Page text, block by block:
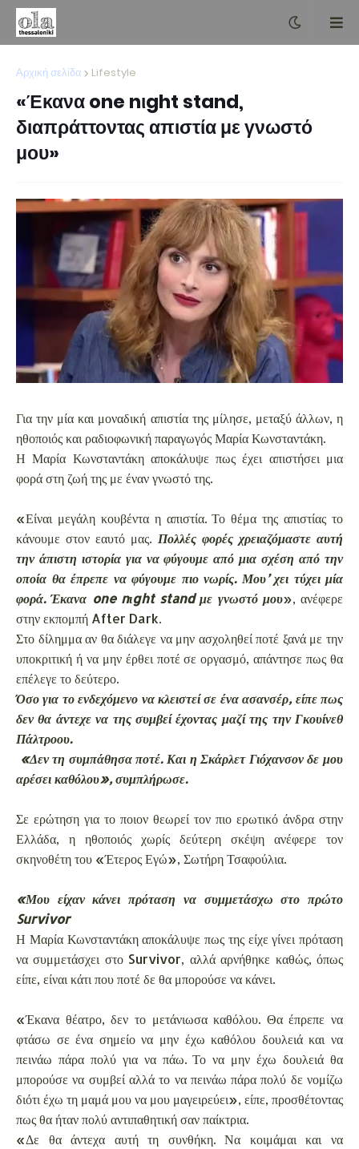
Αρχική σελίδα Lifestyle
«Έκανα one nιght stand,
διαπράττοντας απιστία με γνωστό
μου»
Για την μία και μοναδική απιστία της μίλησε, μεταξύ άλλων, η
ηθοποιός και ραδιοφωνική παραγωγός Μαρία Κωνσταντάκη.
Η Μαρία Κωνσταντάκη αποκάλυψε πως έχει απιστήσει μια
φορά στη ζωή της με έναν γνωστό της.
«Είναι μεγάλη κουβέντα η απιστία. Το θέμα της απιστίας το
κάνουμε στον εαυτό μας. Πολλές φορές χρειαζόμαστε αυτή
την άπιστη ιστορία για να φύγουμε από μια σχέση από την
οποία θα έπρεπε να φύγουμε πιο νωρίς. Μου’ χει τύχει μία
φορά. Έκανα one nιght stand με γνωστό μου», ανέφερε
στην εκπομπή After Dark.
Στο δίλημμα αν θα διάλεγε να μην ασχοληθεί ποτέ ξανά με την
υποκριτική ή να μην έρθει ποτέ σε οργασμό, απάντησε πως θα
επέλεγε το δεύτερο.
Όσο για το ενδεχόμενο να κλειστεί σε ένα ασανσέρ, είπε πως
δεν θα άντεχε να της συμβεί έχοντας μαζί της την Γκουίνεθ
Πάλτροου.
«Δεν τη συμπάθησα ποτέ. Και η Σκάρλετ Γιόχανσον δε μου
αρέσει καθόλου», συμπλήρωσε.
Σε ερώτηση για το ποιον θεωρεί τον πιο ερωτικό άνδρα στην
Ελλάδα, η ηθοποιός χωρίς δεύτερη σκέψη ανέφερε τον
σκηνοθέτη του «Έτερος Εγώ», Σωτήρη Τσαφούλια.
«Μου είχαν κάνει πρόταση να συμμετάσχω στο πρώτο
Survivor
Η Μαρία Κωνσταντάκη αποκάλυψε πως της είχε γίνει πρόταση
να συμμετάσχει στο Survivor, αλλά αρνήθηκε καθώς, όπως
είπε, είναι κάτι που ποτέ δε θα μπορούσε να κάνει.
«Έκανα θέατρο, δεν το μετάνιωσα καθόλου. Θα έπρεπε να
φτάσω σε ένα σημείο να μην έχω καθόλου δουλειά και να
πεινάω πάρα πολύ για να πάω. Το να μην έχω δουλειά θα
μπορούσε να συμβεί αλλά το να πεινάω πάρα πολύ δε νομίζω
διότι έχω τη μαμά μου να μου μαγειρεύει», είπε, προσθέτοντας
πως θα ήταν πολύ αντιπαθητική σαν παίκτρια.
«Δε θα άντεχα αυτή τη συνθήκη. Να κοιμάμαι και να